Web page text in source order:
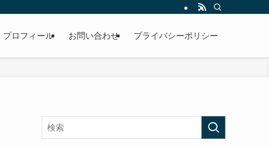
プロフィール お問い合わせ プライバシーポリシー